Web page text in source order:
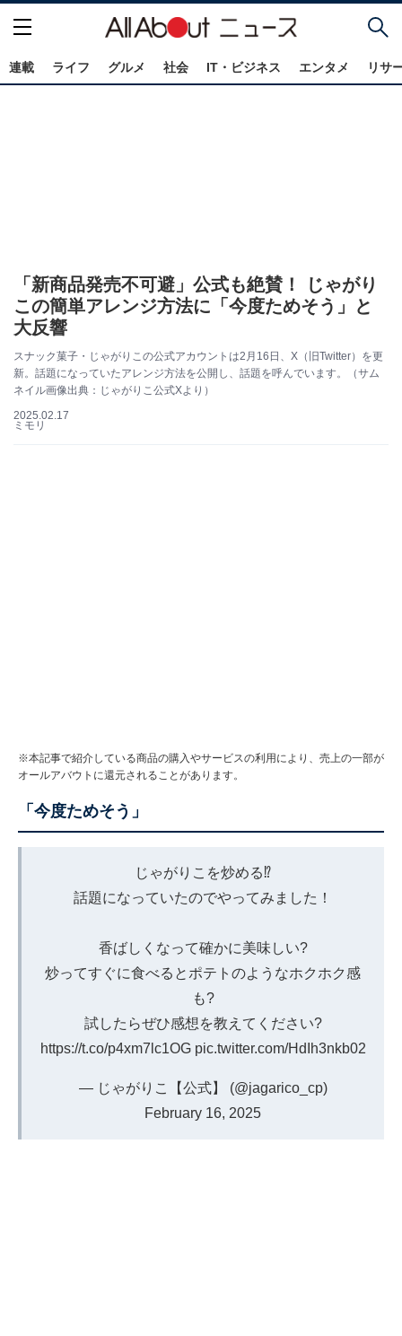
連載 ライフ グルメ 社会 IT・ビジネス エンタメ リサ
「新商品発売不可避」公式も絶賛！ じゃがり
この簡単アレンジ方法に「今度ためそう」と
大反響
スナック菓子・じゃがりこの公式アカウントは2月16日、X（旧Twitter）を更
新。話題になっていたアレンジ方法を公開し、話題を呼んでいます。（サム
ネイル画像出典：じゃがりこ公式Xより）
2025.02.17
ミモリ
※本記事で紹介している商品の購入やサービスの利用により、売上の一部が
オールアバウトに還元されることがあります。
「今度ためそう」
じゃがりこを炒める⁉️
話題になっていたのでやってみました！
香ばしくなって確かに美味しい?
炒ってすぐに食べるとポテトのようなホクホク感
も?
試したらぜひ感想を教えてください?
https://t.co/p4xm7lc1OG pic.twitter.com/HdIh3nkb02
— じゃがりこ【公式】 (@jagarico_cp)
February 16, 2025